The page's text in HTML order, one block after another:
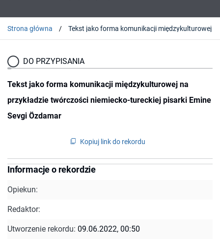
Strona główna
DO PRZYPISANIA
Tekst jako forma komunikacji międzykulturowej na
przykładzie twórczości niemiecko-tureckiej pisarki Emine
Sevgi Özdamar
Kopiuj link do rekordu
Informacje o rekordzie
Opiekun:
Redaktor:
Utworzenie rekordu: 09.06.2022, 00:50